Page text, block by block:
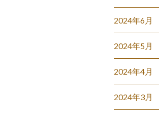
2024年6月
2024年5月
2024年4月
2024年3月